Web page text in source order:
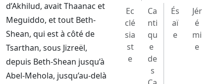
d’Akhilud, avait Thaanac et
Meguiddo, et tout Beth-
Shean, qui est à côté de
Tsarthan, sous Jizreël,
depuis Beth-Shean jusqu’à
Abel-Mehola, jusqu’au-delà
Ec
clé
sia
st
e
Ca
nti
qu
e
de
s
És
aï
e
Jér
é
mi
e